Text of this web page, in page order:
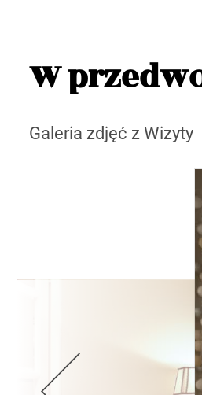
W
Galeria zdjęć z Wizyty